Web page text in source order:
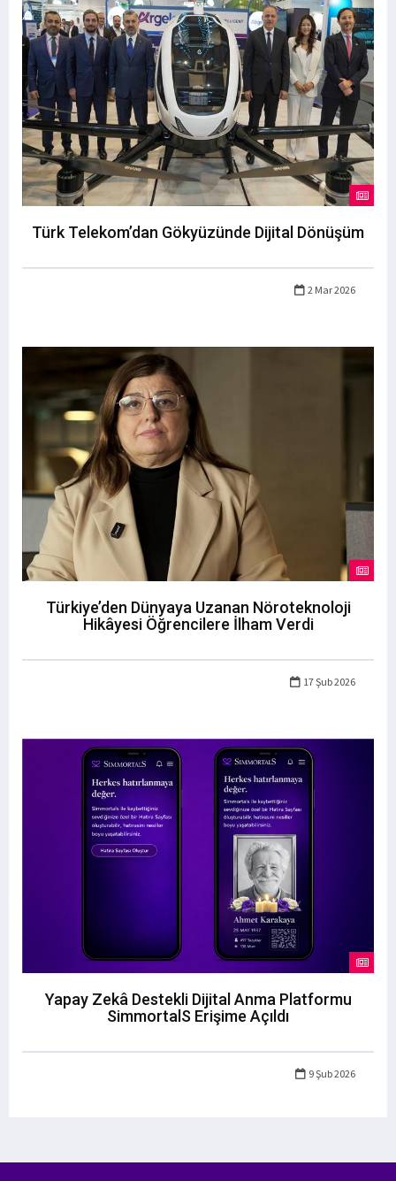
Türk Telekom’dan Gökyüzünde Dijital Dönüşüm
2 Mar 2026
Türkiye’den Dünyaya Uzanan Nöroteknoloji
Hikâyesi Öğrencilere İlham Verdi
17 Şub 2026
Yapay Zekâ Destekli Dijital Anma Platformu
SimmortalS Erişime Açıldı
9 Şub 2026